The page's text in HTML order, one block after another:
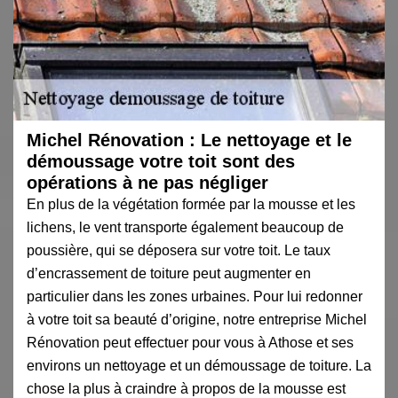
Michel Rénovation : Le nettoyage et le
démoussage votre toit sont des
opérations à ne pas négliger
En plus de la végétation formée par la mousse et les
lichens, le vent transporte également beaucoup de
poussière, qui se déposera sur votre toit. Le taux
d’encrassement de toiture peut augmenter en
particulier dans les zones urbaines. Pour lui redonner
à votre toit sa beauté d’origine, notre entreprise Michel
Rénovation peut effectuer pour vous à Athose et ses
environs un nettoyage et un démoussage de toiture. La
chose la plus à craindre à propos de la mousse est